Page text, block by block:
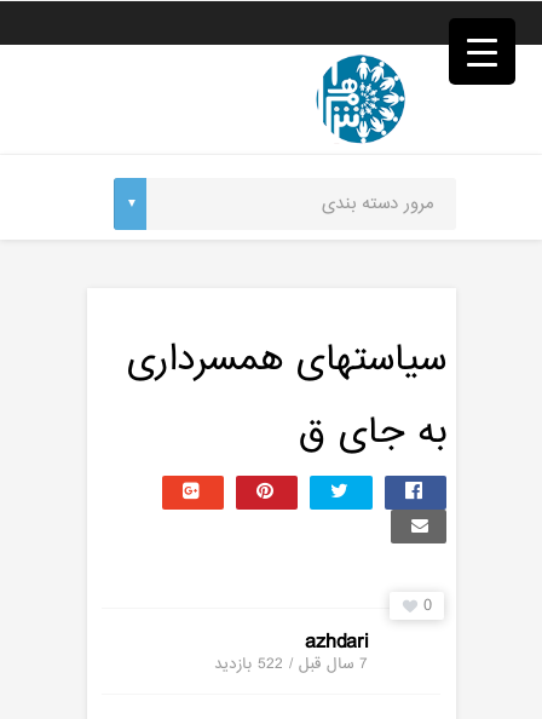
فصد
خون
تهران
سیاستهای همسرداری
به جای ق
0
azhdari
7 سال قبل / 522 بازدید